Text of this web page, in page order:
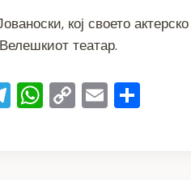
кој своето
театар.
T W C E